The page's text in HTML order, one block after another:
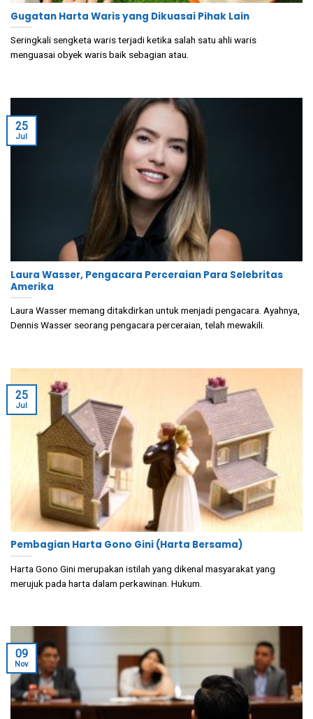
Gugatan Harta Waris yang Dikuasai Pihak Lain
Seringkali sengketa waris terjadi ketika salah satu ahli waris
menguasai obyek waris baik sebagian atau.
Laura Wasser, Pengacara Perceraian Para Selebritas
Amerika
Laura Wasser memang ditakdirkan untuk menjadi pengacara. Ayahnya,
Dennis Wasser seorang pengacara perceraian, telah mewakili.
25
Jul
Pembagian Harta Gono Gini (Harta Bersama)
Harta Gono Gini merupakan istilah yang dikenal masyarakat yang
merujuk pada harta dalam perkawinan. Hukum.
25
Jul
09
Nov